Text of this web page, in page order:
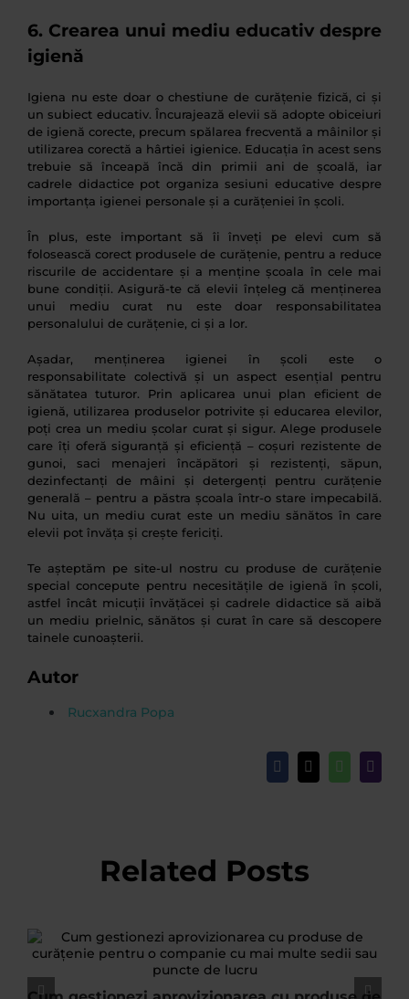
6. Crearea unui mediu educativ despre
igienă
Igiena nu este doar o chestiune de curățenie fizică, ci și
un subiect educativ. Încurajează elevii să adopte obiceiuri
de igienă corecte, precum spălarea frecventă a mâinilor și
utilizarea corectă a hârtiei igienice. Educația în acest sens
trebuie să înceapă încă din primii ani de școală, iar
cadrele didactice pot organiza sesiuni educative despre
importanța igienei personale și a curățeniei în școli.
În plus, este important să îi înveți pe elevi cum să
folosească corect produsele de curățenie, pentru a reduce
riscurile de accidentare și a menține școala în cele mai
bune condiții. Asigură-te că elevii înțeleg că menținerea
unui mediu curat nu este doar responsabilitatea
personalului de curățenie, ci și a lor.
Așadar, menținerea igienei în școli este o
responsabilitate colectivă și un aspect esențial pentru
sănătatea tuturor. Prin aplicarea unui plan eficient de
igienă, utilizarea produselor potrivite și educarea elevilor,
poți crea un mediu școlar curat și sigur. Alege produsele
care îți oferă siguranță și eficiență – coșuri rezistente de
gunoi, saci menajeri încăpători și rezistenți, săpun,
dezinfectanți de mâini și detergenți pentru curățenie
generală – pentru a păstra școala într-o stare impecabilă.
Nu uita, un mediu curat este un mediu sănătos în care
elevii pot învăța și crește fericiți.
Te așteptăm pe site-ul nostru cu produse de curățenie
special concepute pentru necesitățile de igienă în școli,
astfel încât micuții învățăcei și cadrele didactice să aibă
un mediu prielnic, sănătos și curat în care să descopere
tainele cunoașterii.
Autor
Rucxandra Popa
Facebook
X WhatsApp
Email
Related Posts